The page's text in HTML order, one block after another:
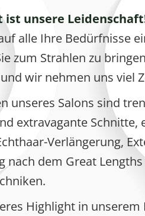
unsere
alle Ihre Bedürfnisse
zum Strahlen zu
wir nehmen uns viel
unseres Salons sind
extravagante Schnitte,
Verlängerung,
nach dem Great
Highlight in